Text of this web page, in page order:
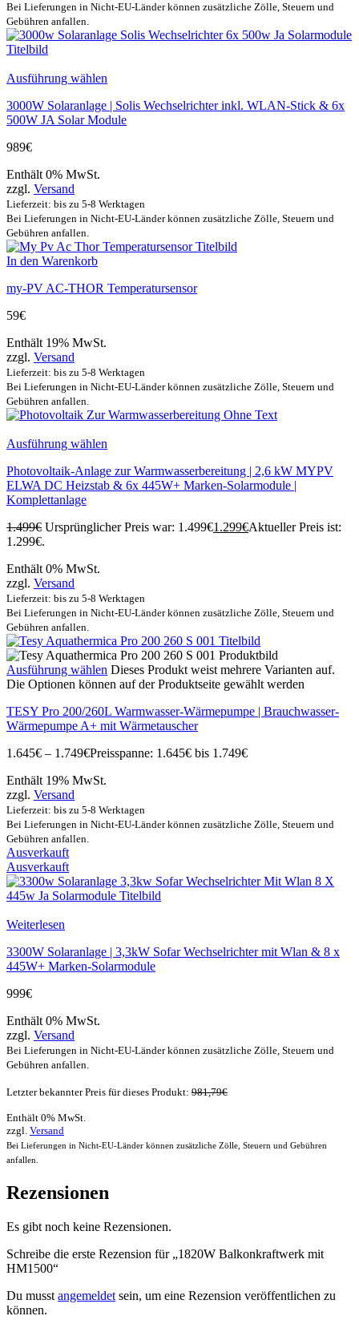
Bei Lieferungen in Nicht-EU-Länder können zusätzliche Zölle, Steuern und
Gebühren anfallen.
Ausführung wählen
3000W Solaranlage | Solis Wechselrichter inkl. WLAN-Stick & 6x
500W JA Solar Module
989€
Enthält 0% MwSt.
zzgl. Versand
Lieferzeit: bis zu 5-8 Werktagen
Bei Lieferungen in Nicht-EU-Länder können zusätzliche Zölle, Steuern und
Gebühren anfallen.
In den Warenkorb
my-PV AC-THOR Temperatursensor
59€
Enthält 19% MwSt.
zzgl. Versand
Lieferzeit: bis zu 5-8 Werktagen
Bei Lieferungen in Nicht-EU-Länder können zusätzliche Zölle, Steuern und
Gebühren anfallen.
Ausführung wählen
Photovoltaik-Anlage zur Warmwasserbereitung | 2,6 kW MYPV
ELWA DC Heizstab & 6x 445W+ Marken-Solarmodule |
Komplettanlage
1.499€ Ursprünglicher Preis war: 1.499€1.299€Aktueller Preis ist:
1.299€.
Enthält 0% MwSt.
zzgl. Versand
Lieferzeit: bis zu 5-8 Werktagen
Bei Lieferungen in Nicht-EU-Länder können zusätzliche Zölle, Steuern und
Gebühren anfallen.
Ausführung wählen Dieses Produkt weist mehrere Varianten auf.
Die Optionen können auf der Produktseite gewählt werden
TESY Pro 200/260L Warmwasser-Wärmepumpe | Brauchwasser-
Wärmepumpe A+ mit Wärmetauscher
1.645€ – 1.749€Preisspanne: 1.645€ bis 1.749€
Enthält 19% MwSt.
zzgl. Versand
Lieferzeit: bis zu 5-8 Werktagen
Bei Lieferungen in Nicht-EU-Länder können zusätzliche Zölle, Steuern und
Gebühren anfallen.
Ausverkauft
Ausverkauft
Weiterlesen
3300W Solaranlage | 3,3kW Sofar Wechselrichter mit Wlan & 8 x
445W+ Marken-Solarmodule
999€
Enthält 0% MwSt.
zzgl. Versand
Bei Lieferungen in Nicht-EU-Länder können zusätzliche Zölle, Steuern und
Gebühren anfallen.
Letzter bekannter Preis für dieses Produkt: 981,79€
Enthält 0% MwSt.
zzgl. Versand
Bei Lieferungen in Nicht-EU-Länder können zusätzliche Zölle, Steuern und Gebühren
anfallen.
Rezensionen
Es gibt noch keine Rezensionen.
Schreibe die erste Rezension für „1820W Balkonkraftwerk mit
HM1500“
Du musst angemeldet sein, um eine Rezension veröffentlichen zu
können.